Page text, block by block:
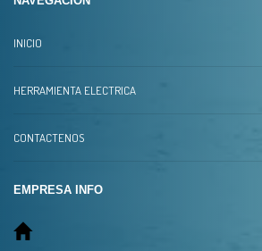
INICIO
HERRAMIENTA ELECTRICA
CONTACTENOS
EMPRESA INFO